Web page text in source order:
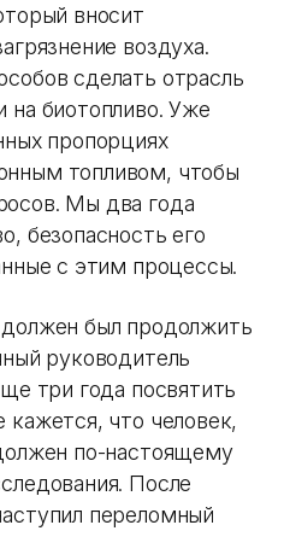
вносит
воздуха.
сделать отрасль
на биотопливо. Уже
пропорциях
топливом, чтобы
Мы два года
безопасность его
с этим процессы.
был продолжить
руководитель
три года посвятить
что человек,
по-настоящему
После
переломный